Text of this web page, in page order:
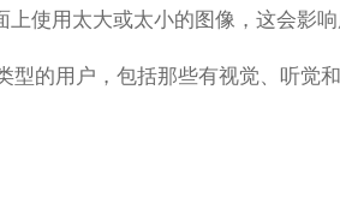
使用太大或太小的图像，这会影响
型的用户，包括那些有视觉、听觉